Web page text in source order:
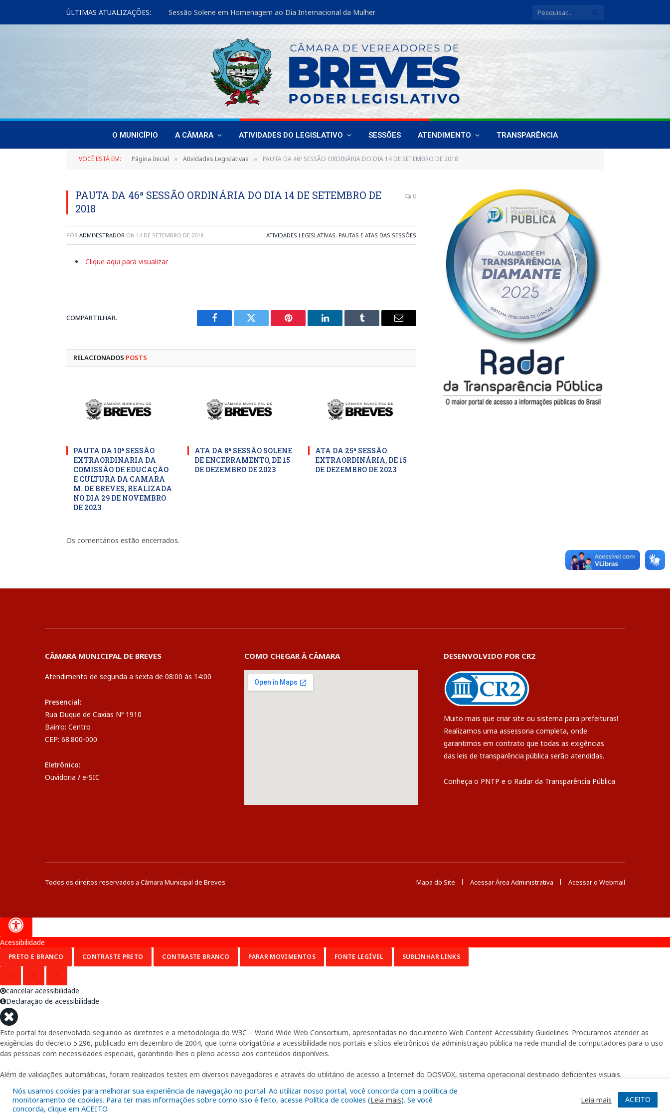
ÚLTIMAS ATUALIZAÇÕES: Sessão Solene em Homenagem ao Dia Internacional da Mulher
O MUNICÍPIO A CÂMARA ATIVIDADES DO LEGISLATIVO SESSÕES ATENDIMENTO TRANSPARÊNCIA
VOCÊ ESTÁ EM: Página Inicial » Atividades Legislativas » PAUTA DA 46ª SESSÃO ORDINÁRIA DO DIA 14 DE SETEMBRO DE 2018
PAUTA DA 46ª SESSÃO ORDINÁRIA DO DIA 14 DE SETEMBRO DE
2018
0
POR ADMINISTRADOR ON 14 DE SETEMBRO DE 2018 ATIVIDADES LEGISLATIVAS, PAUTAS E ATAS DAS SESSÕES
Clique aqui para visualizar
COMPARTILHAR.
Facebook Twitter Pinterest LinkedIn Tumblr
E-
RELACIONADOS POSTS
PAUTA DA 10ª SESSÃO
EXTRAORDINARIA DA
COMISSÃO DE EDUCAÇÃO
E CULTURA DA CAMARA
M. DE BREVES, REALIZADA
NO DIA 29 DE NOVEMBRO
DE 2023
ATA DA 8ª SESSÃO SOLENE
DE ENCERRAMENTO, DE 15
DE DEZEMBRO DE 2023
ATA DA 25ª SESSÃO
EXTRAORDINÁRIA, DE 15
DE DEZEMBRO DE 2023
Os comentários estão encerrados.
CÂMARA MUNICIPAL DE BREVES
Atendimento de segunda a sexta de 08:00 às 14:00
Presencial:
Rua Duque de Caxias Nº 1910
Bairro: Centro
CEP: 68.800-000
Eletrônico:
Ouvidoria / e-SIC
COMO CHEGAR À CÂMARA DESENVOLVIDO POR CR2
Muito mais que criar site ou sistema para prefeituras!
Realizamos uma assessoria completa, onde
garantimos em contrato que todas as exigências
das leis de transparência pública serão atendidas.
Conheça o PNTP e o Radar da Transparência Pública
Todos os direitos reservados a Câmara Municipal de Breves Mapa do Site Acessar Área Administrativa Acessar o Webmail
Nós usamos cookies para melhorar sua experiência de navegação no portal. Ao utilizar nosso portal, você concorda com a política de
monitoramento de cookies. Para ter mais informações sobre como isso é feito, acesse Política de cookies (Leia mais). Se você
concorda, clique em ACEITO.
Leia mais ACEITO
Acessibilidade
PRETO E BRANCO CONTRASTE PRETO CONTRASTE BRANCO PARAR MOVIMENTOS FONTE LEGÍVEL SUBLINHAR LINKS
cancelar acessibilidade
Declaração de acessibilidade
Este portal foi desenvolvido seguindo as diretrizes e a metodologia do W3C – World Wide Web Consortium, apresentadas no documento Web Content Accessibility Guidelines. Procuramos atender as
exigências do decreto 5.296, publicado em dezembro de 2004, que torna obrigatória a acessibilidade nos portais e sítios eletrônicos da administração pública na rede mundial de computadores para o uso
das pessoas com necessidades especiais, garantindo-lhes o pleno acesso aos conteúdos disponíveis.
Além de validações automáticas, foram realizados testes em diversos navegadores e através do utilitário de acesso a Internet do DOSVOX, sistema operacional destinado deficientes visuais.
Fornecido por: